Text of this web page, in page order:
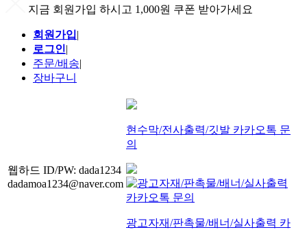
지금 회원가입 하시고 1,000원 쿠폰 받아가세요
회원가입|
로그인|
주문/배송|
장바구니
웹하드 ID/PW: dada1234
dadamoa1234@naver.com
현수막/전사출력/깃발 카카오톡 문
의
광고자재/판촉물/배너/실사출력 카